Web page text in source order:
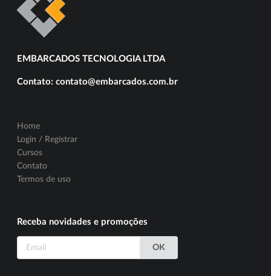
EMBARCADOS TECNOLOGIA LTDA
Contato: contato@embarcados.com.br
Home
Login / Registrar
Cursos
Contato
Termos de uso
Receba novidades e promoções
OK